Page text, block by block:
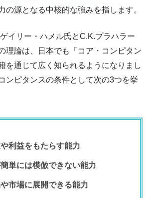
の源となる中核的な強みを指します。
イリー・ハメル氏とC.K.プラハラー
理論は、日本でも「コア・コンピタン
を通じて広く知られるようになりまし
ンピタンスの条件として次の3つを挙
利益をもたらす能力
単には模倣できない能力
市場に展開できる能力